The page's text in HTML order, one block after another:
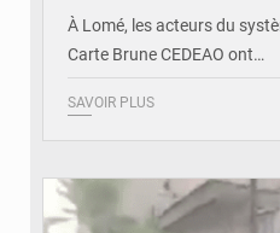
À Lomé, les acteurs du
Carte Brune CEDEAO ont…
SAVOIR PLUS